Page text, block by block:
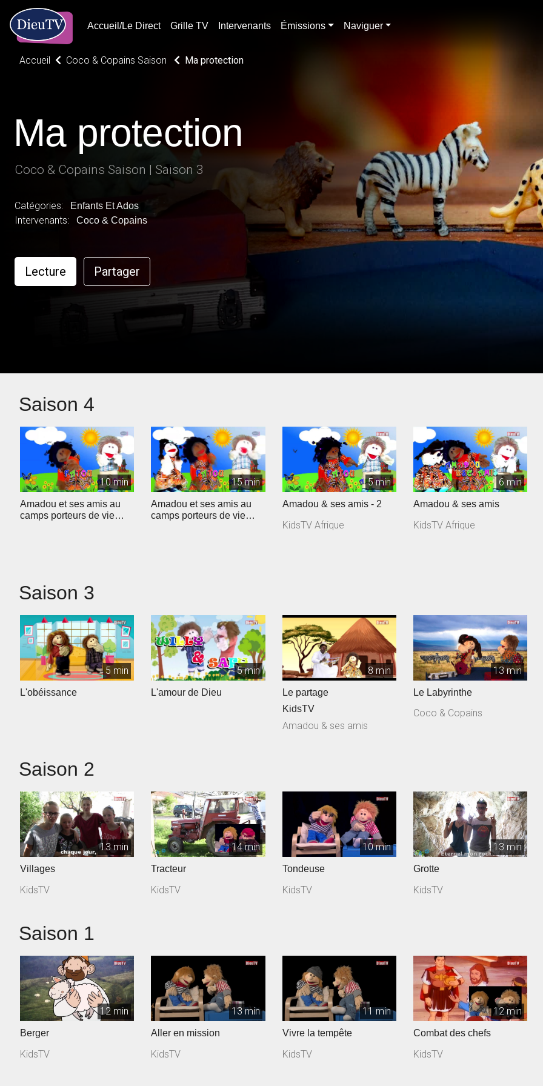
Accueil/Le Direct Grille TV Intervenants Émissions Naviguer
Accueil Coco & Copains Saison Ma protection
Ma protection
Coco & Copains Saison | Saison 3
Catégories: Enfants Et Ados
Intervenants: Coco & Copains
Lecture Partager
Saison 4
10 min
Amadou et ses amis au
camps porteurs de vie
15 min
Amadou et ses amis au
camps porteurs de vie
5 min
Amadou & ses amis - 2
KidsTV Afrique
6 min
Amadou & ses amis
KidsTV Afrique
Saison 3
5 min
L'obéissance
5 min
L'amour de Dieu
8 min
Le partage
KidsTV
Amadou & ses amis
13 min
Le Labyrinthe
Coco & Copains
Saison 2
13 min
Villages
KidsTV
14 min
Tracteur
KidsTV
10 min
Tondeuse
KidsTV
13 min
Grotte
KidsTV
Saison 1
12 min
Berger
KidsTV
13 min
Aller en mission
KidsTV
11 min
Vivre la tempête
KidsTV
12 min
Combat des chefs
KidsTV